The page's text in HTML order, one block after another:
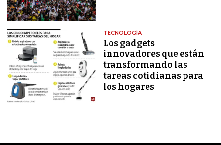
TECNOLOGÍA
Los gadgets
innovadores que están
transformando las
tareas cotidianas para
los hogares